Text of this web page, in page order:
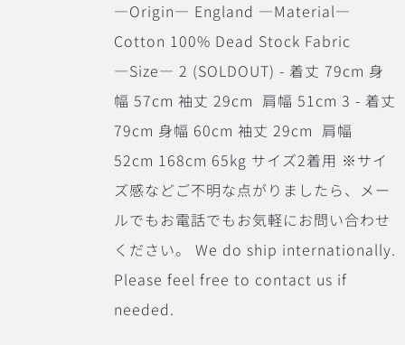
―Origin― England ―Material―
Cotton 100% Dead Stock Fabric
―Size― 2 (SOLDOUT) - 着丈 79cm 身
幅 57cm 袖丈 29cm 肩幅 51cm 3 - 着丈
79cm 身幅 60cm 袖丈 29cm 肩幅
52cm 168cm 65kg サイズ2着用 ※サイ
ズ感などご不明な点がりましたら、メー
ルでもお電話でもお気軽にお問い合わせ
ください。 We do ship internationally.
Please feel free to contact us if
needed.